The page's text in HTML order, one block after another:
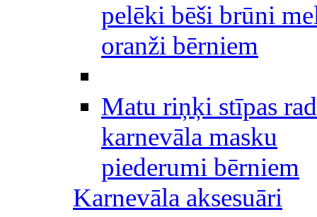
pelēki bēši brūni
oranži bērniem
Matu riņķi stīpas
karnevāla masku
piederumi bērniem
Karnevāla aksesuāri